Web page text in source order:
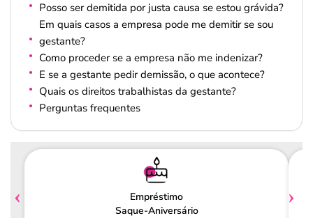
Posso ser demitida por justa causa se estou grávida?
Em quais casos a empresa pode me demitir se sou
gestante?
Como proceder se a empresa não me indenizar?
E se a gestante pedir demissão, o que acontece?
Quais os direitos trabalhistas da gestante?
Perguntas frequentes
Empréstimo
Saque-Aniversário